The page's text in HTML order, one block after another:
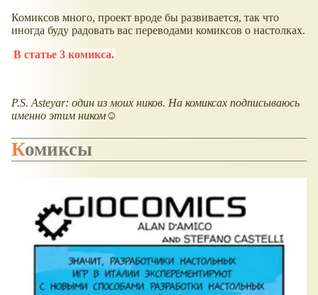
Комиксов много, проект вроде бы развивается, так что
иногда буду радовать вас переводами комиксов о настолках.
В статье 3 комикса.
P.S. Asteyar: один из моих ников. На комиксах подписываюсь
именно этим ником☺
Комиксы